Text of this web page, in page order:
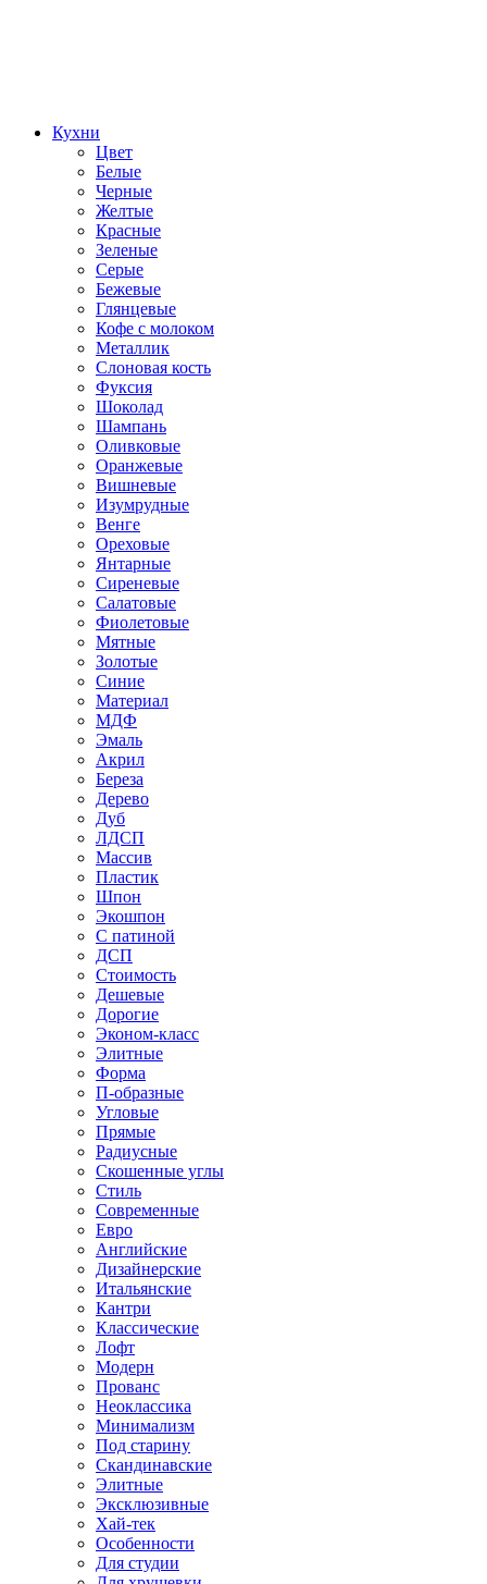
Кухни
Цвет
Белые
Черные
Желтые
Красные
Зеленые
Серые
Бежевые
Глянцевые
Кофе с молоком
Металлик
Слоновая кость
Фуксия
Шоколад
Шампань
Оливковые
Оранжевые
Вишневые
Изумрудные
Венге
Ореховые
Янтарные
Сиреневые
Салатовые
Фиолетовые
Мятные
Золотые
Синие
Материал
МДФ
Эмаль
Акрил
Береза
Дерево
Дуб
ЛДСП
Массив
Пластик
Шпон
Экошпон
С патиной
ДСП
Стоимость
Дешевые
Дорогие
Эконом-класс
Элитные
Форма
П-образные
Угловые
Прямые
Радиусные
Скошенные углы
Стиль
Современные
Евро
Английские
Дизайнерские
Итальянские
Кантри
Классические
Лофт
Модерн
Прованс
Неоклассика
Минимализм
Под старину
Скандинавские
Элитные
Эксклюзивные
Хай-тек
Особенности
Для студии